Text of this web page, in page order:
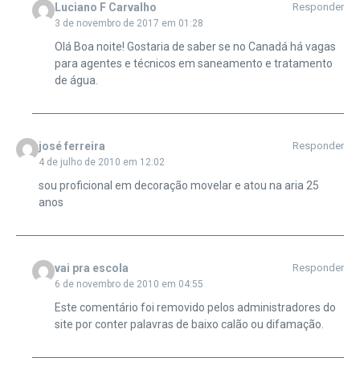
Luciano F Carvalho
3 de novembro de 2017 em 01:28
Responder
Olá Boa noite! Gostaria de saber se no Canadá há vagas
para agentes e técnicos em saneamento e tratamento
de água.
josé ferreira
4 de julho de 2010 em 12:02
Responder
sou proficional em decoração movelar e atou na aria 25
anos
vai pra escola
6 de novembro de 2010 em 04:55
Responder
Este comentário foi removido pelos administradores do
site por conter palavras de baixo calão ou difamação.